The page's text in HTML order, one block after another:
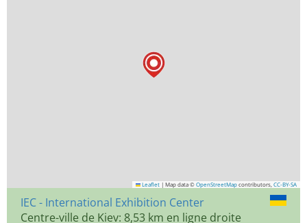
Leaflet | Map data © OpenStreetMap contributors, CC-BY-SA
IEC - International Exhibition Center
Centre-ville de Kiev: 8,53 km en ligne droite